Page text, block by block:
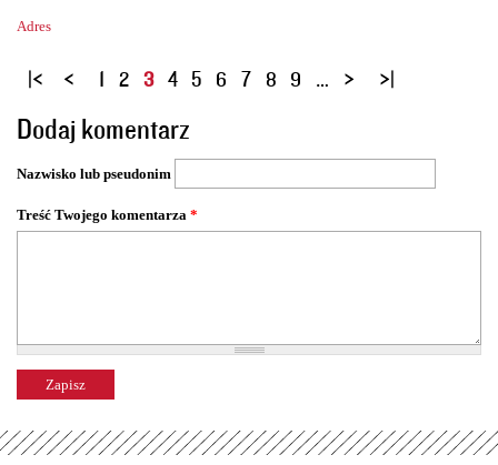
Adres
S
r
o
y
1 2 3 4 5 6 7 8 9 …
Dodaj komentarz
Nazwisko lub pseudonim
Treść Twojego komentarza *